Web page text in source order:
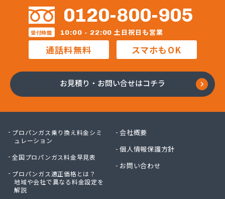
株式会社ホームガス東海 楽田ショップ
株式会社マルエイ名古屋支店
株式会社マルコー
株式会社マルハチ
株式会社マルマン
株式会社ヤマアキ
株式会社よしや商店
株式会社リピックス
株式会社リピックス 春日井センター
株式会社一プロ
株式会社稲藤商店
株式会社稲葉エネクス
0120-800-905
受付時間 10:00 - 22:00 土日祝日も営業
通話料無料 スマホもOK
お見積り・お問い合せはコチラ
プロパンガス乗り換え料金シミ
ュレーション
全国プロパンガス料金早見表
プロパンガス適正価格とは？
地域や会社で異なる料金設定を
解説
会社概要
個人情報保護方針
お問い合わせ